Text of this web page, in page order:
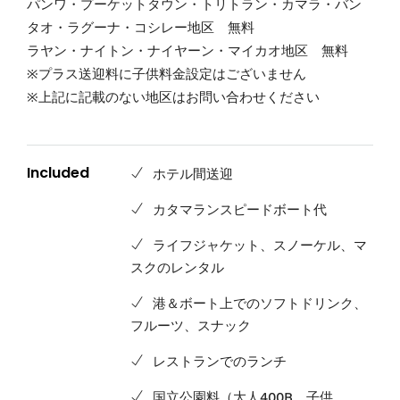
パンワ・プーケットタウン・トリトラン・カマラ・バン
タオ・ラグーナ・コシレー地区 無料
ラヤン・ナイトン・ナイヤーン・マイカオ地区 無料
※プラス送迎料に子供料金設定はございません
※上記に記載のない地区はお問い合わせください
Included ホテル間送迎
カタマランスピードボート代
ライフジャケット、スノーケル、マ
スクのレンタル
港＆ボート上でのソフトドリンク、
フルーツ、スナック
レストランでのランチ